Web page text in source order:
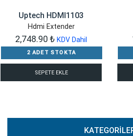
Uptech HDMI1103
Hdmi Extender
2,748.90 ₺ KDV Dahil
2 ADET STOKTA
SEPETE EKLE